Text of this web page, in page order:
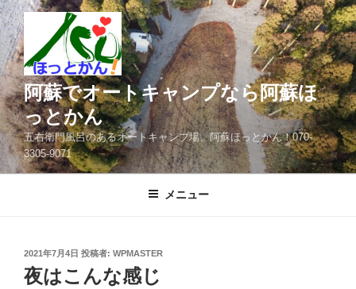
コ
ン
テ
ン
ツ
へ
ス
キ
ッ
阿蘇でオートキャンプなら阿蘇ほ
っとかん
五右衛門風呂のあるオートキャンプ場、阿蘇ほっとかん！070-
3305-9071
メニュー
投
稿
日:
2021年7月4日 投稿者: WPMASTER
夜はこんな感じ